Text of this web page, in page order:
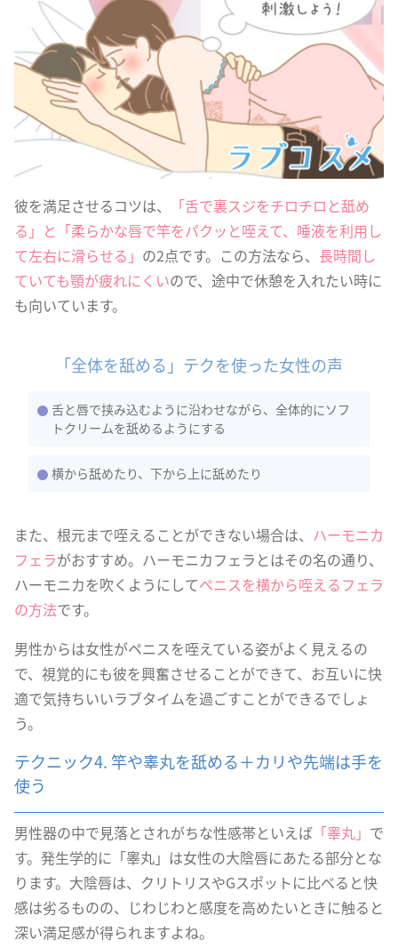
彼を満足させるコツは、
「舌で裏スジをチロチロと舐め
る」と「柔らかな唇で竿をパクッと咥えて、唾液を利用し
て左右に滑らせる」 の2点です。この方法なら、 長時間し
ていても顎が疲れにくいので、途中で休憩を入れたい時に
も向いています。
「全体を舐める」テクを使った女性の声
舌と唇で挟み込むように沿わせながら、全体的にソフ
トクリームを舐めるようにする
横から舐めたり、下から上に舐めたり
また、根元まで咥えることができない場合は、 ハーモニカ
フェラがおすすめ。ハーモニカフェラとはその名の通り、
ハーモニカを吹くようにしてペニスを横から咥えるフェラ
の方法です。
男性からは女性がペニスを咥えている姿がよく見えるの
で、視覚的にも彼を興奮させることができて、お互いに快
適で気持ちいいラブタイムを過ごすことができるでしょ
う。
テクニック4. 竿や睾丸を舐める＋カリや先端は手を
使う
男性器の中で見落とされがちな性感帯といえば 「睾丸」 で
す。発生学的に「睾丸」は女性の大陰唇にあたる部分とな
ります。大陰唇は、クリトリスやGスポットに比べると快
感は劣るものの、じわじわと感度を高めたいときに触ると
深い満足感が得られますよね。